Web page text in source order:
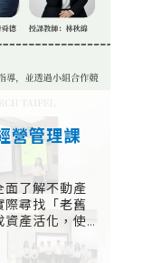
營管理課
面了解不動產
尋找「老舊
產活化，使
合作，帶領